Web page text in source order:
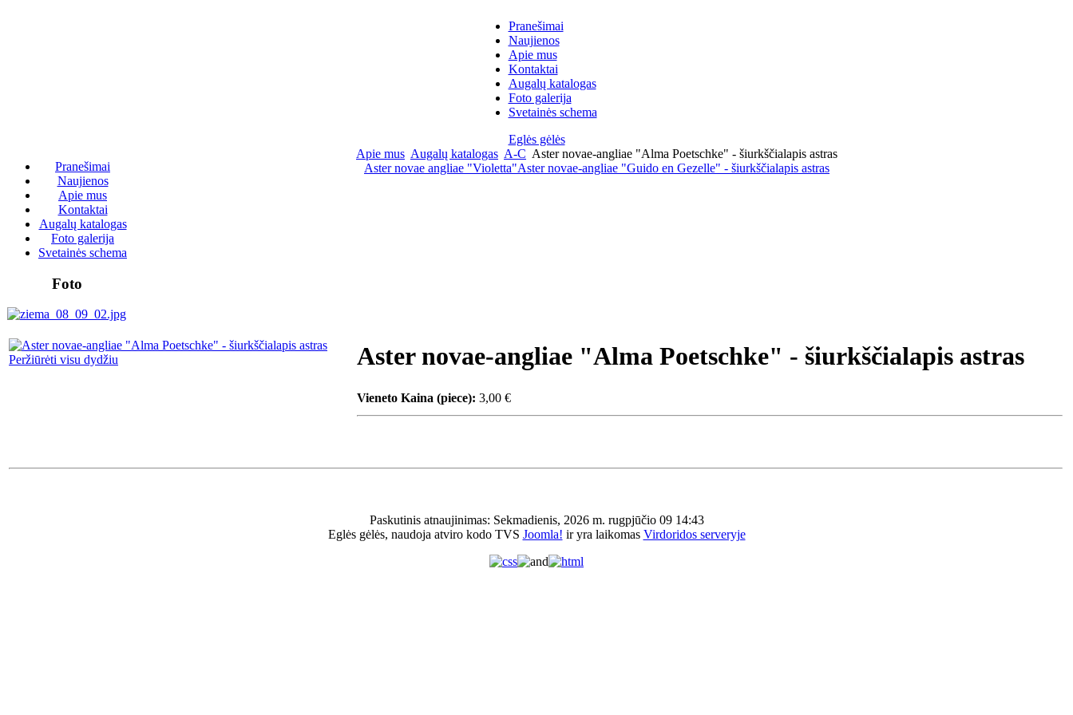
Pranešimai
Naujienos
Apie mus
Kontaktai
Augalų katalogas
Foto galerija
Svetainės schema
Eglės gėlės
Pranešimai
Naujienos
Apie mus
Kontaktai
Augalų katalogas
Foto galerija
Svetainės schema
Foto
Apie mus Augalų katalogas A-C Aster novae-angliae "Alma Poetschke" - šiurkščialapis astras
Aster novae angliae "Violetta"Aster novae-angliae "Guido en Gezelle" - šiurkščialapis astras
Peržiūrėti visu dydžiu Aster novae-angliae "Alma Poetschke" - šiurkščialapis astras
Vieneto Kaina (piece): 3,00 €
Paskutinis atnaujinimas: Sekmadienis, 2026 m. rugpjūčio 09 14:43
Eglės gėlės, naudoja atviro kodo TVS Joomla! ir yra laikomas Virdoridos serveryje